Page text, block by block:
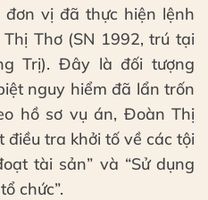
vị đã thực hiện lệnh
Thơ (SN 1992, trú tại
Trị). Đây là đối tượng
nguy hiểm đã lẩn trốn
hồ sơ vụ án, Đoàn Thị
điều tra khởi tố về các tội
tài sản” và “Sử dụng
chức”.